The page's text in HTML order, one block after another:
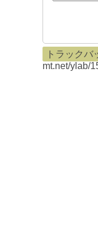
トラックバ
mt.net/ylab/